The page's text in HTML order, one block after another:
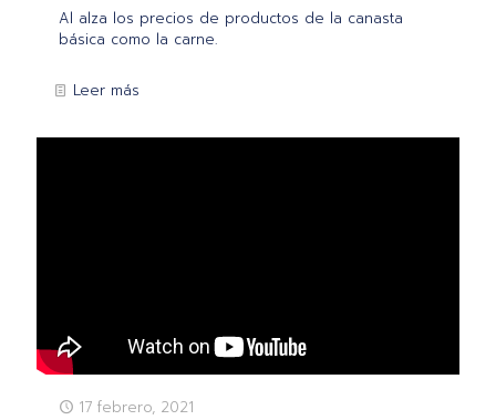
Al alza los precios de productos de la canasta
básica como la carne.
Leer más
17 febrero, 2021